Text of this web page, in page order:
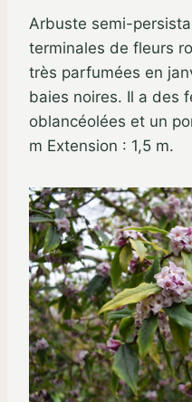
Arbuste semi-
terminales de fleurs
très parfumées en
baies noires. Il a des
oblancéolées et un
m Extension : 1,5 m.